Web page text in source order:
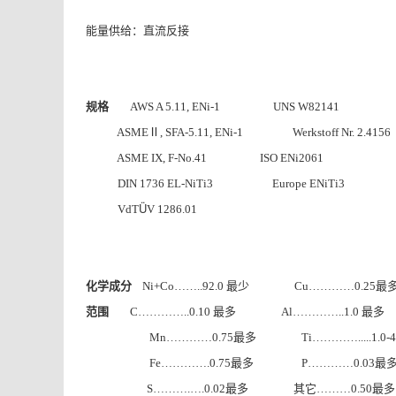
能量供给：直流反接
规格AWS A 5.11, ENi-1 UNS W82141
ASME Ⅱ , SFA-5.11, ENi-1
Werkstoff Nr. 2.4156
ASME IX, F-No.41 ISO ENi2061
DIN 1736 EL-NiTi3
Europe ENiTi3
VdTÜV 1286.01
化学成分 Ni+Co……..92.0 最少 Cu…………0.25最
范围 C…………..0.10 最多 Al…………..1.0 最多
Mn…………0.75最多 Ti………….....1.0-
Fe………….0.75最多 P…………0.03最多
S……….….0.02最多 其它………0.50最多